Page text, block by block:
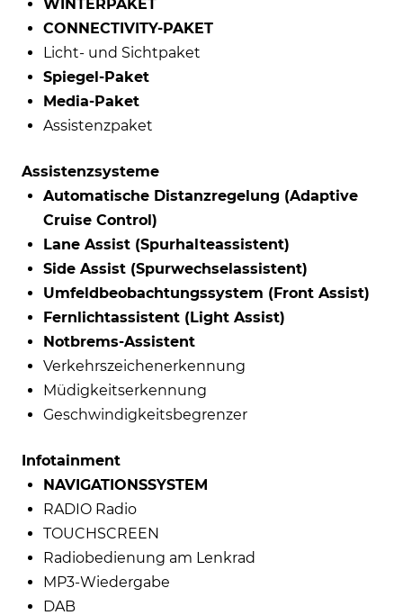
WINTERPAKET
CONNECTIVITY-PAKET
Licht- und Sichtpaket
Spiegel-Paket
Media-Paket
Assistenzpaket
Assistenzsysteme
Automatische Distanzregelung (Adaptive
Cruise Control)
Lane Assist (Spurhalteassistent)
Side Assist (Spurwechselassistent)
Umfeldbeobachtungssystem (Front Assist)
Fernlichtassistent (Light Assist)
Notbrems-Assistent
Verkehrszeichenerkennung
Müdigkeitserkennung
Geschwindigkeitsbegrenzer
Infotainment
NAVIGATIONSSYSTEM
RADIO Radio
TOUCHSCREEN
Radiobedienung am Lenkrad
MP3-Wiedergabe
DAB